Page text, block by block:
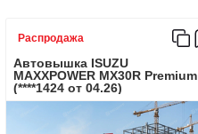
Тип кабины
Тип рабочего оборудования
Распродажа
Автовышка ISUZU
MAXXPOWER MX30R Premium
(****1424 от 04.26)